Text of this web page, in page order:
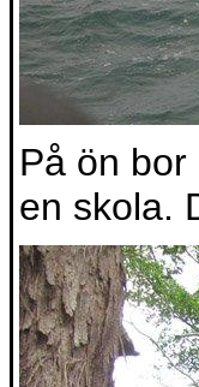
På ön
en skola.